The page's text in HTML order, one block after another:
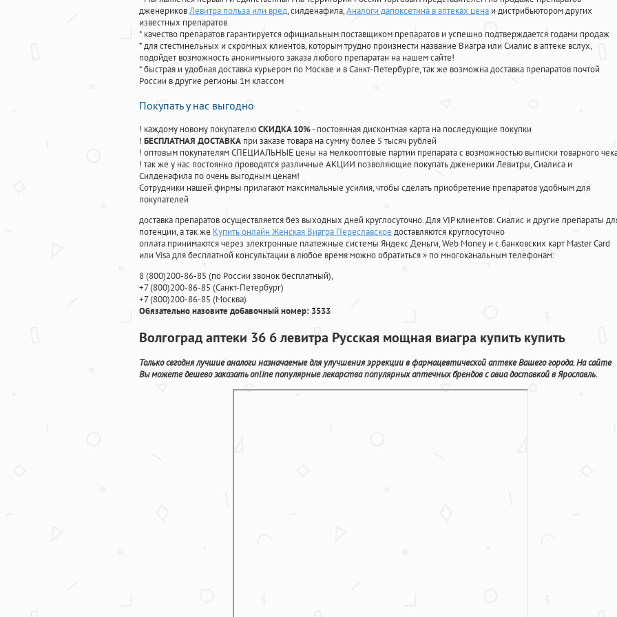
дженериковЛевитра польза или вред, силденафила,Аналоги дапоксетина в аптеках цена и дистрибьютором других
известных препаратов
* качество препаратов гарантируется официальным поставщиком препаратов и успешно подтверждается годами продаж
* для стестинельных и скромных клиентов, которым трудно произнести название Виагра или Сиалис в аптеке вслух,
подойдет возможность анонимныого заказа любого препаратан на нашем сайте!
* быстрая и удобная доставка курьером по Москве и в Санкт-Петербурге, так же возможна доставка препаратов почтой
России в другие регионы 1м классом
Покупать у нас выгодно
! каждому новому покупателюСКИДКА 10%- постоянная дисконтная карта на последующие покупки
! БЕСПЛАТНАЯ ДОСТАВКА при заказе товара на сумму более 5 тысяч рублей
! оптовым покупателям СПЕЦИАЛЬНЫЕ цены на мелкооптовые партии препарата с возможностью выписки товарного
! так же у нас постоянно проводятся различные АКЦИИ позволяющие покупать дженерики Левитры, Сиалиса и
Силденафила по очень выгодным ценам!
Cотрудники нашей фирмы прилагают максимальные усилия, чтобы сделать приобретение препаратов удобным для
покупателей
доставка препаратов осуществляется без выходных дней круглосуточно. Для VIP клиентов: Сиалис и другие препараты
потенции, а так же Купить онлайн Женская Виагра Переславское доставляются круглосуточно
оплата принимаются через электронные платежные системы Яндекс Деньги, Web Money и с банковских карт Master Card
или Visa для бесплатной консультации в любое время можно обратиться» по многоканальным телефонам:
8(800)200-86-85 (по России звонок бесплатный),
+7(800)200-86-85 (Санкт-Петербург)
+7(800)200-86-85 (Москва)
Обязательно назовите добавочный номер: 3533
Волгоград аптеки 36 6 левитра Русская мощная виагра купить купить
Только сегодня лучшие аналоги назначаемые для улучшения эррекции в фармацевтической аптеке Вашего города. На сайте
Вы можете дешево заказать online популярные лекарства популярных аптечных брендов с авиа доставкой в Ярославль.